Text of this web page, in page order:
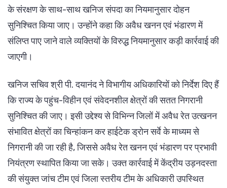
के संरक्षण के साथ-साथ खनिज संपदा का नियमानुसार दोहन
सुनिश्चित किया जाए। उन्होंने कहा कि अवैध खनन एवं भंडारण में
संलिप्त पाए जाने वाले व्यक्तियों के विरुद्ध नियमानुसार कड़ी कार्रवाई की
जाएगी।
खनिज सचिव श्री पी. दयानंद ने विभागीय अधिकारियों को निर्देश दिए हैं
कि राज्य के पहुंच-विहीन एवं संवेदनशील क्षेत्रों की सतत निगरानी
सुनिश्चित की जाए। इसी उद्देश्य से विभिन्न जिलों में अवैध रेत उत्खनन
संभावित क्षेत्रों का चिन्हांकन कर हाईटेक ड्रोन सर्वे के माध्यम से
निगरानी की जा रही है, जिससे अवैध रेत खनन एवं भंडारण पर प्रभावी
नियंत्रण स्थापित किया जा सके। उक्त कार्रवाई में केंद्रीय उड़नदस्ता
की संयुक्त जांच टीम एवं जिला स्तरीय टीम के अधिकारी उपस्थित